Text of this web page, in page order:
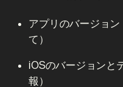
アプリのバージョ
て）
iOSのバージョンと
報）